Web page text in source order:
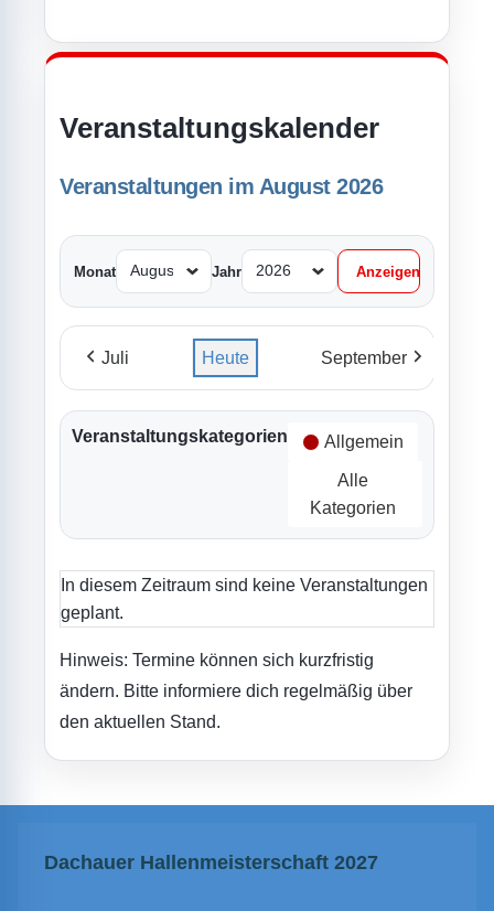
Veranstaltungskalender
Veranstaltungen im August 2026
Monat Jahr
Juli Heute September
Veranstaltungskategorien Allgemein
Alle
Kategorien
In diesem Zeitraum sind keine Veranstaltungen
geplant.
Hinweis: Termine können sich kurzfristig
ändern. Bitte informiere dich regelmäßig über
den aktuellen Stand.
Dachauer Hallenmeisterschaft 2027